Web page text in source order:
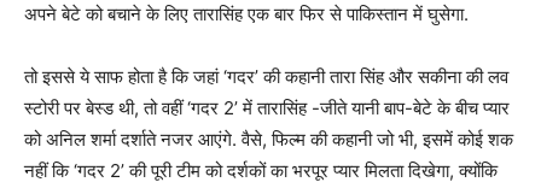
अपने बेटे को बचाने के लिए तारासिंह एक बार फिर से पाकिस्तान में घुसेगा.
तो इससे ये साफ होता है कि जहां ‘गदर’ की कहानी तारा सिंह और सकीना की लव
स्टोरी पर बेस्ड थी, तो वहीं ‘गदर 2’ में तारासिंह -जीते यानी बाप-बेटे के बीच प्यार
को अनिल शर्मा दर्शाते नजर आएंगे. वैसे, फिल्म की कहानी जो भी, इसमें कोई शक
नहीं कि ‘गदर 2’ की पूरी टीम को दर्शकों का भरपूर प्यार मिलता दिखेगा, क्योंकि